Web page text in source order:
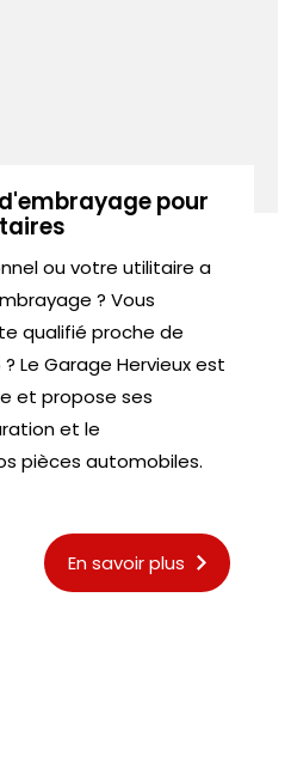
pour
ou votre utilitaire a
? Vous
qualifié proche de
Le Garage Hervieux est
et propose ses
et le
pièces automobiles.
En savoir plus